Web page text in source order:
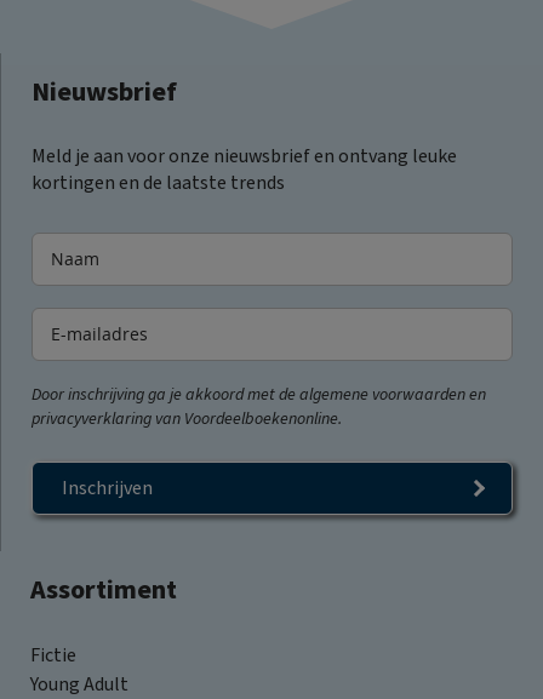
Assortiment
Fictie
Young Adult
Nieuwsbrief
Meld je aan voor onze nieuwsbrief en ontvang leuke
kortingen en de laatste trends
Door inschrijving ga je akkoord met de algemene voorwaarden en
privacyverklaring van Voordeelboekenonline.
Inschrijven